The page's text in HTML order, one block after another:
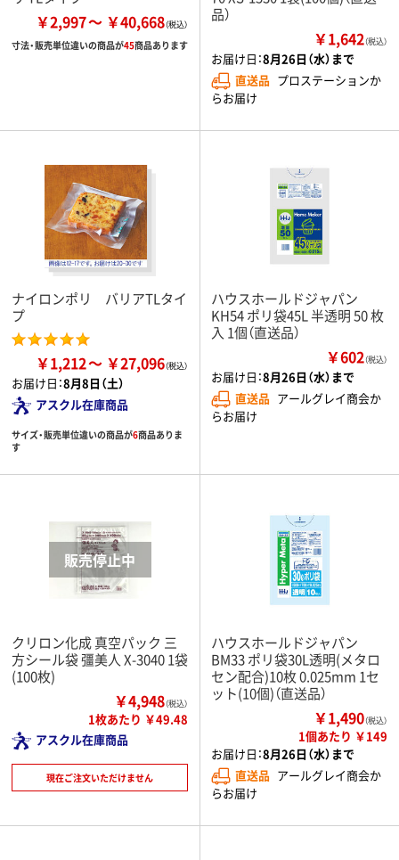
￥2,997 ￥40,668
寸法・販売単位違いの商品が45商品あります
品）
￥1,642（税込）
お届け日：8月26日（水）まで
直送品 プロステーションか
らお届け
ナイロンポリ バリアTLタイ
プ
￥1,212 ￥27,096
お届け日：8月8日（土）
アスクル在庫商品
サイズ・販売単位違いの商品が6商品ありま
す
ハウスホールドジャパン
KH54 ポリ袋45L 半透明 50 枚
入 1個（直送品）
￥602（税込）
お届け日：8月26日（水）まで
直送品 アールグレイ商会か
らお届け
クリロン化成 真空パック 三
方シール袋 彊美人 X-3040 1袋
(100枚)
￥4,948（税込）
1枚あたり ￥49.48
アスクル在庫商品
現在ご注文いただけません
ハウスホールドジャパン
BM33 ポリ袋30L透明(メタロ
セン配合)10枚 0.025mm 1セ
ット(10個)（直送品）
￥1,490（税込）
1個あたり ￥149
お届け日：8月26日（水）まで
直送品 アールグレイ商会か
らお届け